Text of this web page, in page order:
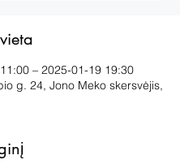
– 2025-01-19 19:30
g. 24, Jono Meko skersvėjis,